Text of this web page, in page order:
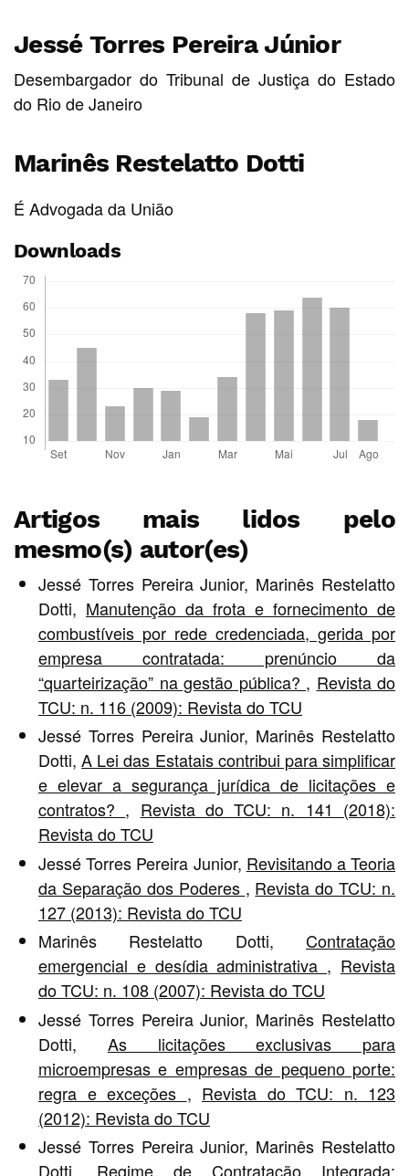
Jessé Torres Pereira Júnior
Desembargador do Tribunal de Justiça do Estado
do Rio de Janeiro
Marinês Restelatto Dotti
É Advogada da União
Downloads
Artigos mais lidos pelo
mesmo(s) autor(es)
Jessé Torres Pereira Junior, Marinês Restelatto
Dotti, Manutenção da frota e fornecimento de
combustíveis por rede credenciada, gerida por
empresa contratada: prenúncio da
“quarteirização” na gestão pública? , Revista do
TCU: n. 116 (2009): Revista do TCU
Jessé Torres Pereira Junior, Marinês Restelatto
Dotti,A Lei das Estatais contribui para simplificar
e elevar a segurança jurídica de licitações e
contratos? , Revista do TCU: n. 141 (2018):
Revista do TCU
Jessé Torres Pereira Junior, Revisitando a Teoria
da Separação dos Poderes , Revista do TCU: n.
127 (2013): Revista do TCU
Marinês Restelatto Dotti, Contratação
emergencial e desídia administrativa , Revista
do TCU: n. 108 (2007): Revista do TCU
Jessé Torres Pereira Junior, Marinês Restelatto
Dotti, As licitações exclusivas para
microempresas e empresas de pequeno porte:
regra e exceções , Revista do TCU: n. 123
(2012): Revista do TCU
Jessé Torres Pereira Junior, Marinês Restelatto
Dotti, Regime de Contratação Integrada: